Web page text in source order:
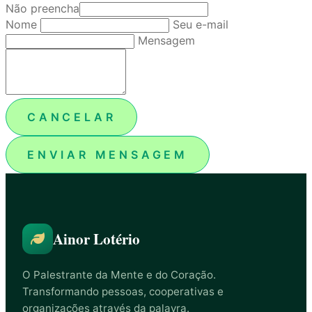
Não preencha
Nome
Seu e-mail
Mensagem
CANCELAR
ENVIAR MENSAGEM
Ainor Lotério
O Palestrante da Mente e do Coração.
Transformando pessoas, cooperativas e
organizações através da palavra.